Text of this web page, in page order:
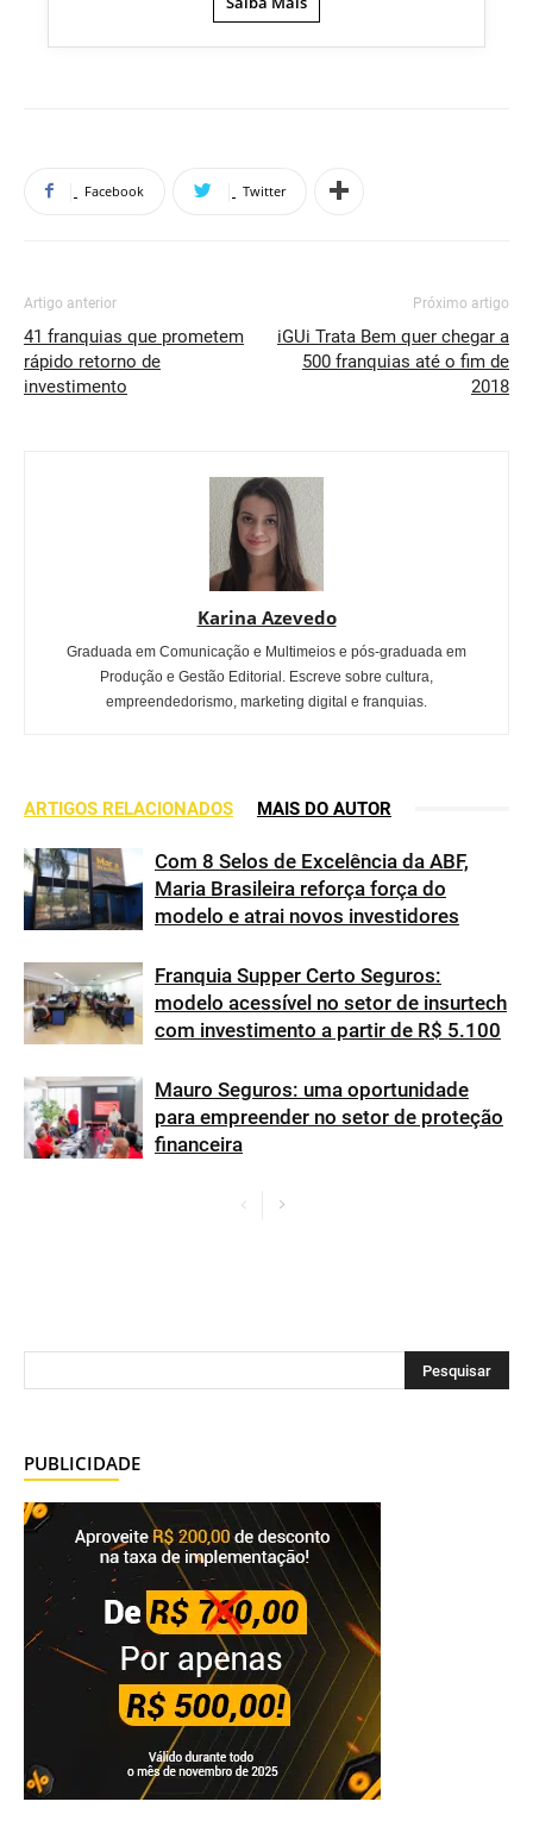
Facebook Twitter
Artigo anterior
41 franquias que prometem
rápido retorno de
investimento
Próximo artigo
iGUi Trata Bem quer chegar a
500 franquias até o fim de
2018
Karina Azevedo
Graduada em Comunicação e Multimeios e pós-graduada em
Produção e Gestão Editorial. Escreve sobre cultura,
empreendedorismo, marketing digital e franquias.
ARTIGOS RELACIONADOS MAIS DO AUTOR
Com 8 Selos de Excelência da ABF,
Maria Brasileira reforça força do
modelo e atrai novos investidores
Franquia Supper Certo Seguros:
modelo acessível no setor de insurtech
com investimento a partir de R$ 5.100
Mauro Seguros: uma oportunidade
para empreender no setor de proteção
financeira
PUBLICIDADE